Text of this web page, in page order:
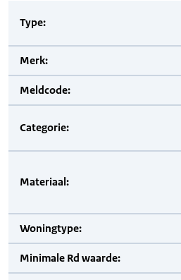
Type:
Merk:
Meldcode:
Categorie:
Materiaal:
Woningtype:
Minimale Rd waarde: